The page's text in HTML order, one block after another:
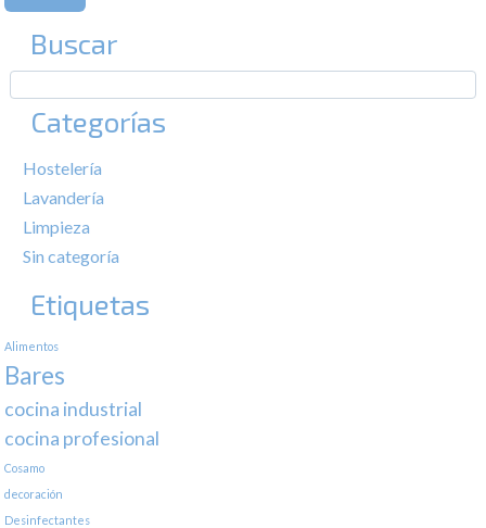
Buscar
Categorías
Hostelería
Lavandería
Limpieza
Sin categoría
Etiquetas
Alimentos
Bares
cocina industrial
cocina profesional
Cosamo
decoración
Desinfectantes